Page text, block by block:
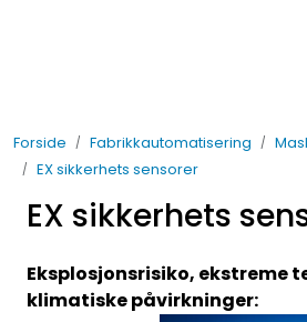
Forside Fabrikkautomatisering
EX sikkerhets sensorer
EX sikkerhets
Eksplosjonsrisiko, ekstreme
klimatiske påvirkninger:
Fabrikkautomatisering
Prosessautomatisering
Kontakt oss